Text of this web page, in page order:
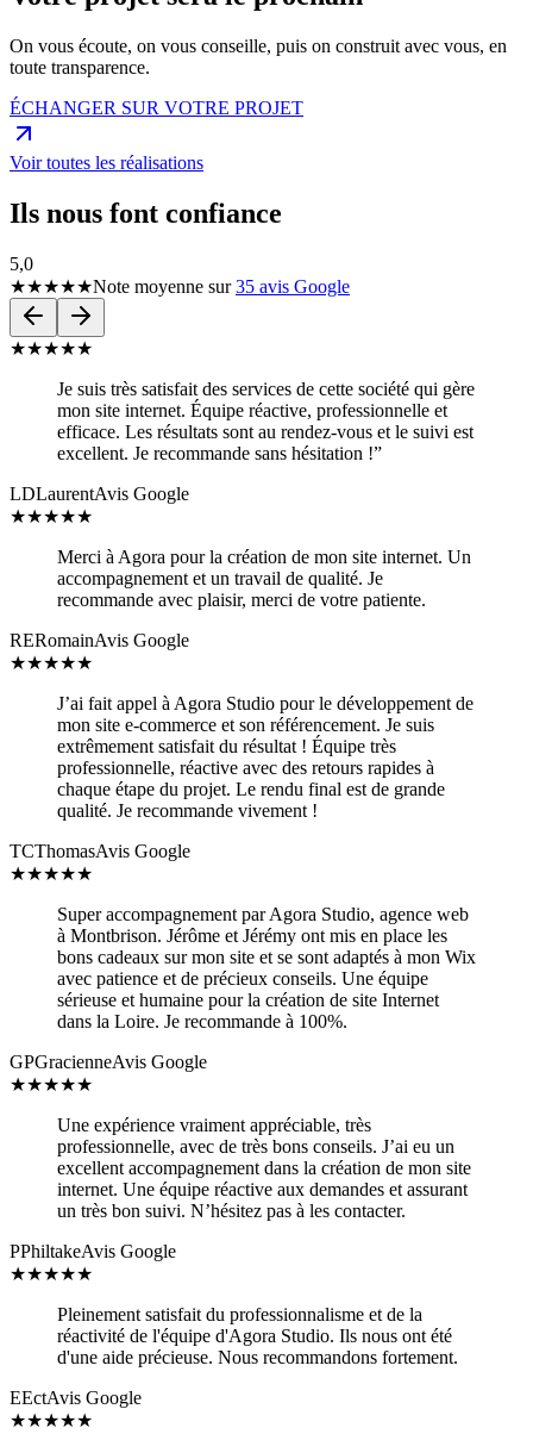
On vous écoute, on vous conseille, puis on construit avec vous, en
toute transparence.
ÉCHANGER SUR VOTRE PROJET
Voir toutes les réalisations
Ils nous font confiance
5,0
★★★★★Note moyenne sur35 avis Google
★★★★★
Je suis très satisfait des services de cette société qui gère
mon site internet. Équipe réactive, professionnelle et
efficace. Les résultats sont au rendez-vous et le suivi est
excellent. Je recommande sans hésitation !”
LDLaurentAvis Google
★★★★★
Merci à Agora pour la création de mon site internet. Un
accompagnement et un travail de qualité. Je
recommande avec plaisir, merci de votre patiente.
RERomainAvis Google
★★★★★
J’ai fait appel à Agora Studio pour le développement de
mon site e-commerce et son référencement. Je suis
extrêmement satisfait du résultat ! Équipe très
professionnelle, réactive avec des retours rapides à
chaque étape du projet. Le rendu final est de grande
qualité. Je recommande vivement !
TCThomasAvis Google
★★★★★
Super accompagnement par Agora Studio, agence web
à Montbrison. Jérôme et Jérémy ont mis en place les
bons cadeaux sur mon site et se sont adaptés à mon Wix
avec patience et de précieux conseils. Une équipe
sérieuse et humaine pour la création de site Internet
dans la Loire. Je recommande à 100%.
GPGracienneAvis Google
★★★★★
Une expérience vraiment appréciable, très
professionnelle, avec de très bons conseils. J’ai eu un
excellent accompagnement dans la création de mon site
internet. Une équipe réactive aux demandes et assurant
un très bon suivi. N’hésitez pas à les contacter.
PPhiltakeAvis Google
★★★★★
Pleinement satisfait du professionnalisme et de la
réactivité de l'équipe d'Agora Studio. Ils nous ont été
d'une aide précieuse. Nous recommandons fortement.
EEctAvis Google
★★★★★